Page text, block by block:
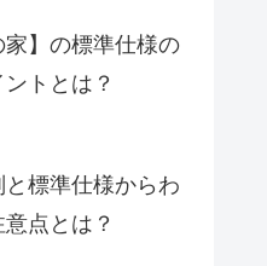
】の標準仕様の
トとは？
標準仕様からわ
点とは？